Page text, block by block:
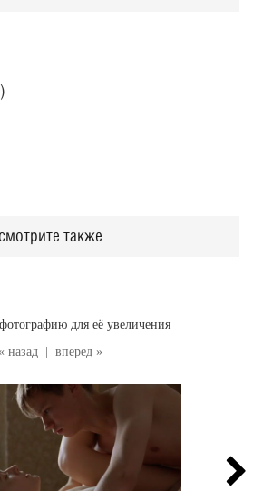
« назад вперед »
для её увеличения
)
смотрите также